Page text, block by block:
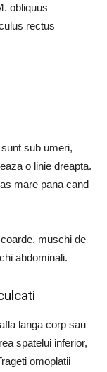
obliquus
rectus
sub umeri,
o linie dreapta.
mare pana cand
muschi de
abdominali.
langa corp sau
spatelui inferior,
omoplatii